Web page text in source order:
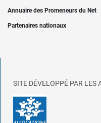
Annuaire des Promeneurs du Net
Partenaires nationaux
SITE DÉVELOPPÉ PAR